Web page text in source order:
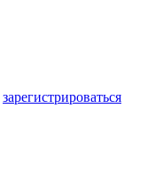
зарегистрироваться